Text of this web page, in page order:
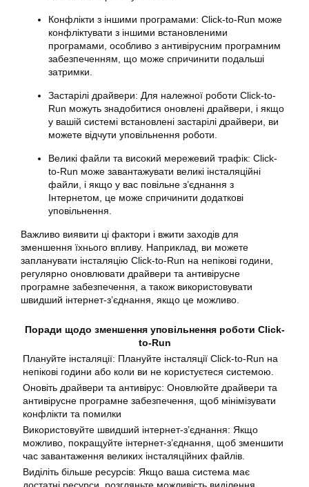
Конфлікти з іншими програмами: Click-to-Run може
конфліктувати з іншими встановленими
програмами, особливо з антивірусним програмним
забезпеченням, що може спричинити подальші
затримки.
Застарілі драйвери: Для належної роботи Click-to-
Run можуть знадобитися оновлені драйвери, і якщо
у вашій системі встановлені застарілі драйвери, ви
можете відчути уповільнення роботи
Великі файли та високий мережевий трафік: Click-
to-Run може завантажувати великі інсталяційні
файли, і якщо у вас повільне з’єднання з
Інтернетом, це може спричинити додаткові
уповільнення
Важливо виявити ці фактори і вжити заходів для
зменшення їхнього впливу. Наприклад, ви можете
запланувати інсталяцію Click-to-Run на непікові години,
регулярно оновлювати драйвери та антивірусне
програмне забезпечення, а також використовувати
швидший інтернет-з’єднання, якщо це можливо.
Поради щодо зменшення уповільнення роботи Click-
to-Run
Плануйте інсталяції: Плануйте інсталяції Click-to-Run на
непікові години або коли ви не користуєтеся системою.
Оновіть драйвери та антивірус: Оновлюйте драйвери та
антивірусне програмне забезпечення, щоб мінімізувати
конфлікти та помилки
Використовуйте швидший інтернет-з’єднання: Якщо
можливо, покращуйте інтернет-з’єднання, щоб зменшити
час завантаження великих інсталяційних файлів.
Виділіть більше ресурсів: Якщо ваша система має